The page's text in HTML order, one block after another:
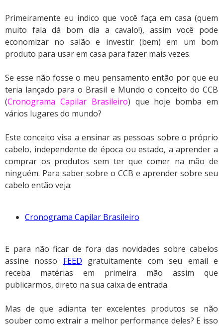
Primeiramente eu indico que você faça em casa (quem
muito fala dá bom dia a cavalo!), assim você pode
economizar no salão e investir (bem) em um bom
produto para usar em casa para fazer mais vezes.
Se esse não fosse o meu pensamento então por que eu
teria lançado para o Brasil e Mundo o conceito do CCB
(Cronograma Capilar Brasileiro) que hoje bomba em
vários lugares do mundo?
Este conceito visa a ensinar as pessoas sobre o próprio
cabelo, independente de época ou estado, a aprender a
comprar os produtos sem ter que comer na mão de
ninguém. Para saber sobre o CCB e aprender sobre seu
cabelo então veja:
Cronograma Capilar Brasileiro
E para não ficar de fora das novidades sobre cabelos
assine nosso FEED gratuitamente com seu email e
receba matérias em primeira mão assim que
publicarmos, direto na sua caixa de entrada.
Mas de que adianta ter excelentes produtos se não
souber como extrair a melhor performance deles? E isso